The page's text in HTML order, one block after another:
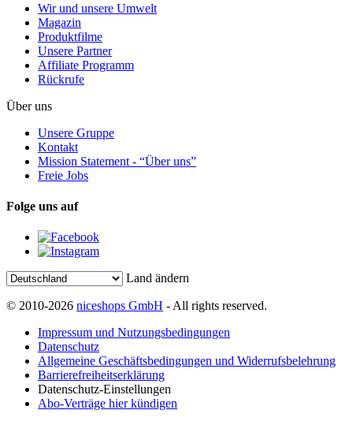
Wir und unsere Umwelt
Magazin
Produktfilme
Unsere Partner
Affiliate Programm
Rückrufe
Über uns
Unsere Gruppe
Kontakt
Mission Statement - “Über uns”
Freie Jobs
Folge uns auf
Land ändern
© 2010-2026 niceshops GmbH - All rights reserved.
Impressum und Nutzungsbedingungen
Datenschutz
Allgemeine Geschäftsbedingungen und Widerrufsbelehrung
Barrierefreiheitserklärung
Datenschutz-Einstellungen
Abo-Verträge hier kündigen